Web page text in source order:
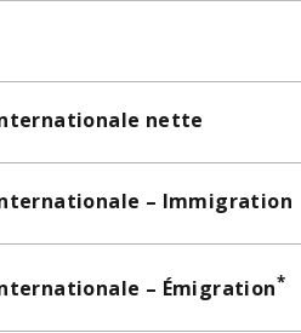
nette
– Immigration
– Émigration*